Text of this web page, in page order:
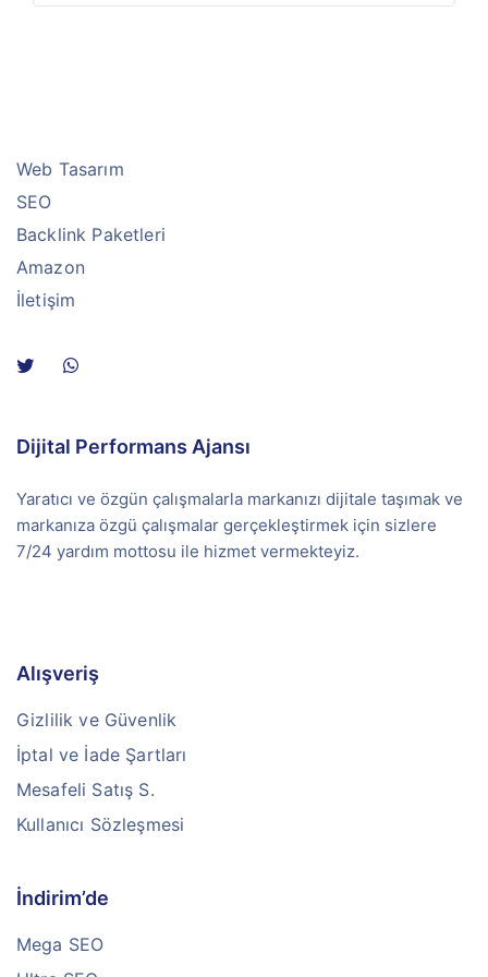
Web Tasarım
SEO
Backlink Paketleri
Amazon
İletişim
Dijital Performans Ajansı
Yaratıcı ve özgün çalışmalarla markanızı dijitale taşımak ve
markanıza özgü çalışmalar gerçekleştirmek için sizlere
7/24 yardım mottosu ile hizmet vermekteyiz.
Alışveriş
Gizlilik ve Güvenlik
İptal ve İade Şartları
Mesafeli Satış S.
Kullanıcı Sözleşmesi
İndirim’de
Mega SEO